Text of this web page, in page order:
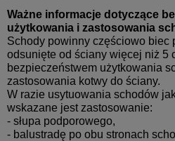
Ważne informacje dotyczące
użytkowania i zastosowania
Schody powinny częściowo biec
odsunięte od ściany więcej niż 5
bezpieczeństwem użytkowania
zastosowania kotwy do ściany.
W razie usytuowania schodów
wskazane jest zastosowanie:
- słupa podporowego,
- balustradę po obu stronach